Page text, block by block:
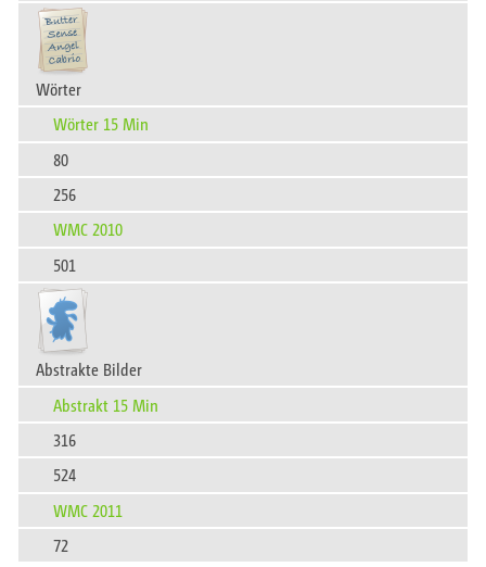
Wörter
Wörter 15 Min
80
256
WMC 2010
501
Abstrakte Bilder
Abstrakt 15 Min
316
524
WMC 2011
72